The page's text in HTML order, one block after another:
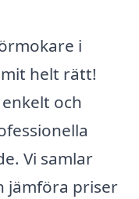
i
helt rätt!
och
Vi samlar
jämföra priser